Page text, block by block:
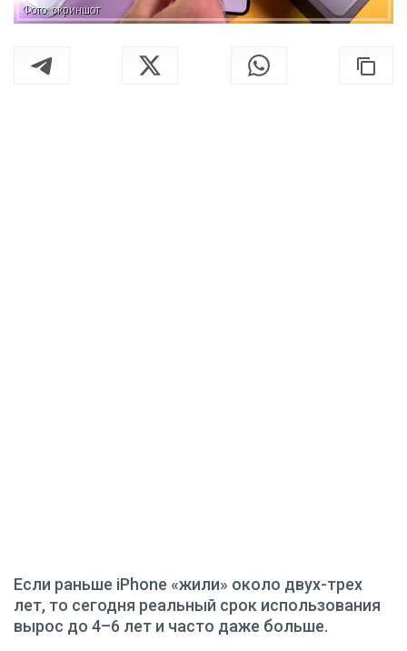
Фото: скриншот
Если раньше iPhone «жили» около двух-трех
лет, то сегодня реальный срок использования
вырос до 4–6 лет и часто даже больше.